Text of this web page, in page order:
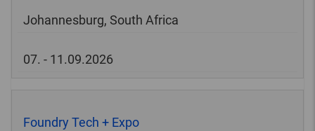
Johannesburg, South Africa
07. - 11.09.2026
Foundry Tech + Expo